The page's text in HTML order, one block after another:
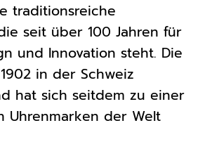
traditionsreiche
seit über 100 Jahren für
und Innovation steht. Die
in der Schweiz
hat sich seitdem zu einer
Uhrenmarken der Welt